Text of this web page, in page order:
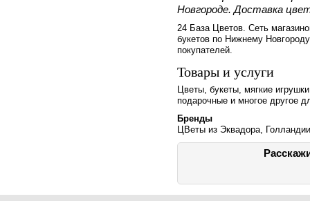
Новгороде. Доставка
24 База Цветов. Сеть
букетов по Нижнему
покупателей.
Товары и услуги
Цветы, букеты, мягкие
подарочные и многое другое
Бренды
ЦВеты из Эквадора,